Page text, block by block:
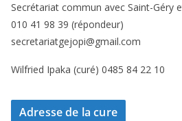
Secrétariat commun avec Saint-Géry
010 41 98 39 (répondeur)
secretariatgejopi@gmail.com
Wilfried Ipaka (curé) 0485 84 22 10
Adresse de la cure